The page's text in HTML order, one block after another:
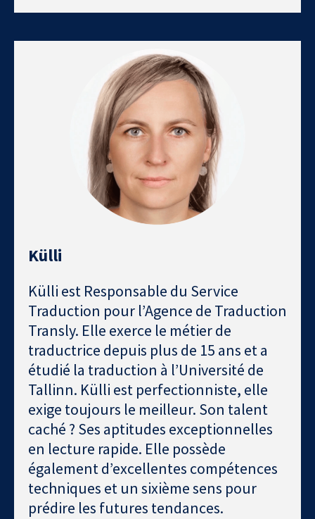
Külli
Külli est Responsable du Service
Traduction pour l’Agence de Traduction
Transly. Elle exerce le métier de
traductrice depuis plus de 15 ans et a
étudié la traduction à l’Université de
Tallinn. Külli est perfectionniste, elle
exige toujours le meilleur. Son talent
caché ? Ses aptitudes exceptionnelles
en lecture rapide. Elle possède
également d’excellentes compétences
techniques et un sixième sens pour
prédire les futures tendances.